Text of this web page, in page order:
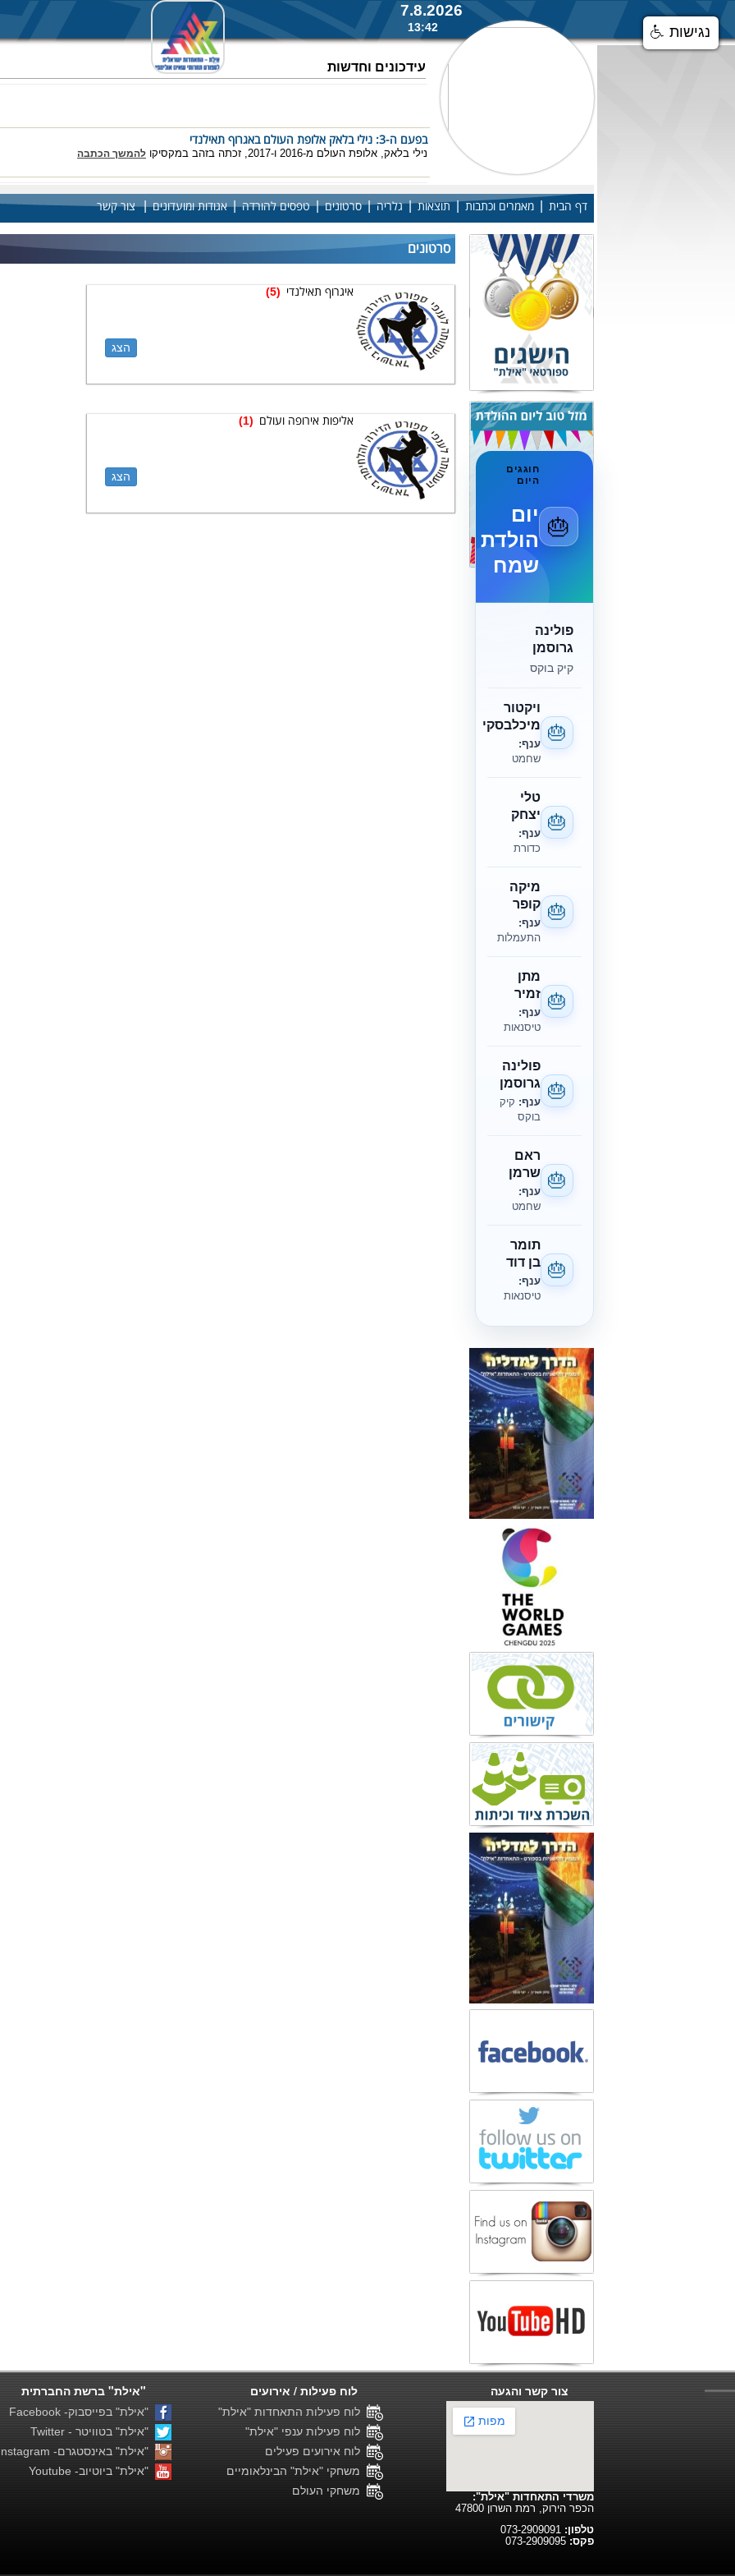
7.8.2026
13:42
עידכונים וחדשות
בפעם ה-3: נילי בלאק אלופת העולם באגרוף תאילנדי
נילי בלאק, אלופת העולם מ-2016 ו-2017, זכתה בזהב במקסיקו להמשך הכתבה
אגרוף תאילנדי: 3 מדליות ארד לישראל
אליפות העולם לנוער: עמית מדאח, לייט עבד אלחאי ורוח גורדון סיימו את הקרבות במקום השלישי
להמשך הכתבה
דף הבית מאמרים וכתבות|תוצאות|גלריה|סרטונים|טפסים להורדה|אגודות ומועדונים| צור קשר
🎂
חוגגים
היום
יום
הולדת
שמח
פולינה
גרוסמן
קיק בוקס
🎂
ויקטור
מיכלבסקי
ענף:
שחמט
🎂
טלי
יצחק
ענף:
כדורת
🎂
מיקה
קופר
ענף:
התעמלות
🎂
מתן
זמיר
ענף:
טיסנאות
🎂
פולינה
גרוסמן
ענף: קיק
בוקס
🎂
ראם
שרמן
ענף:
שחמט
🎂
תומר
בן דוד
ענף:
טיסנאות
סרטונים
איגרוף תאילנדי (5)
הצג
אליפות אירופה ועולם (1)
הצג
"אילת" ברשת החברתית
"אילת" בפייסבוק- Facebook
"אילת" בטוויטר - Twitter
"אילת" באינסטגרם- Instagram
"אילת" ביוטיוב- Youtube
לוח פעילות / אירועים
לוח פעילות התאחדות "אילת"
לוח פעילות ענפי "אילת"
לוח אירועים פעילים
משחקי "אילת" הבינלאומיים
משחקי העולם
צור קשר והגעה
משרדי התאחדות "אילת":
הכפר הירוק, רמת השרון 47800
טלפון:
פקס:
נגישות